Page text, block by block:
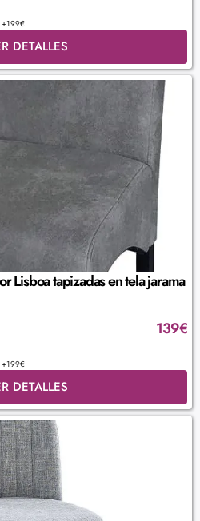
+199€
DETALLES
Lisboa tapizadas en tela jarama
139€
+199€
DETALLES